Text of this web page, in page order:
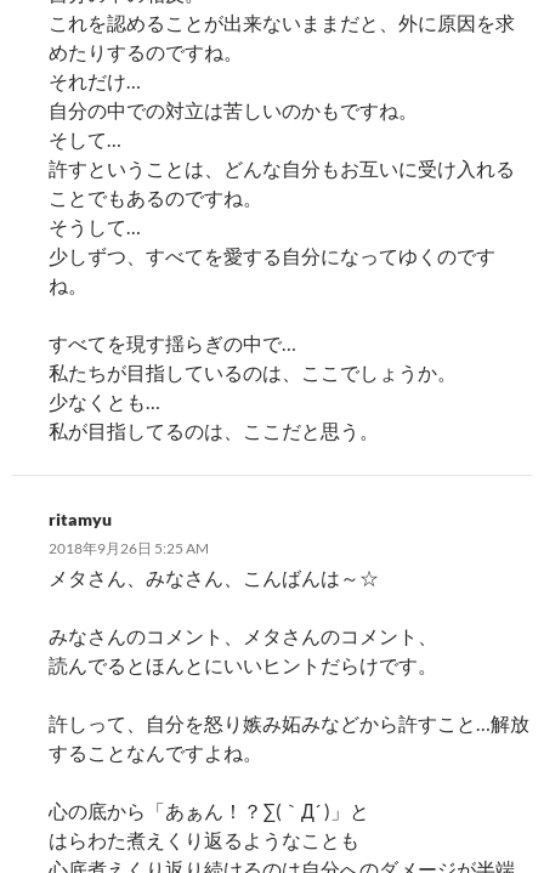
これを認めることが出来ないままだと、外に原因を求
めたりするのですね。
それだけ…
自分の中での対立は苦しいのかもですね。
そして…
許すということは、どんな自分もお互いに受け入れる
ことでもあるのですね。
そうして…
少しずつ、すべてを愛する自分になってゆくのです
ね。
すべてを現す揺らぎの中で…
私たちが目指しているのは、ここでしょうか。
少なくとも…
私が目指してるのは、ここだと思う。
ritamyu
2018年9月26日 5:25 AM
メタさん、みなさん、こんばんは～☆
みなさんのコメント、メタさんのコメント、
読んでるとほんとにいいヒントだらけです。
許しって、自分を怒り嫉み妬みなどから許すこと…解放
することなんですよね。
心の底から「あぁん！？∑(｀Д´ )」と
はらわた煮えくり返るようなことも